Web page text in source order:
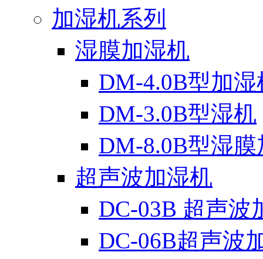
加湿机系列
湿膜加湿机
DM-4.0B型加湿
DM-3.0B型湿机
DM-8.0B型湿
超声波加湿机
DC-03B 超声波
DC-06B超声波